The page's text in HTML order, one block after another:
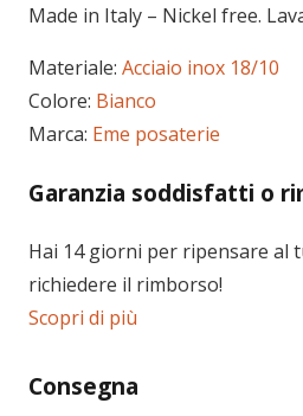
Garanzia soddisfatti o
Hai 14 giorni per ripensare al
richiedere il rimborso!
Scopri di più
Consegna
Made in Italy – Nickel free.
Materiale: Acciaio inox 18/10
Colore: Bianco
Marca: Eme posaterie